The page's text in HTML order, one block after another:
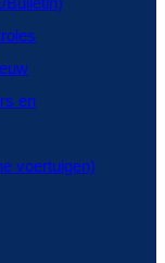
en
voertuigen)